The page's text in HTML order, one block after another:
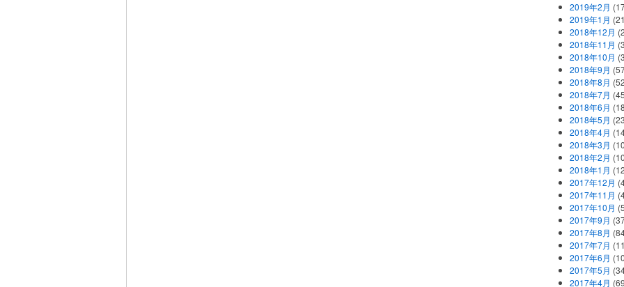
2019年2月
2019年1月
2018年12月
2018年11月
2018年10月
2018年9月
2018年8月
2018年7月
2018年6月
2018年5月
2018年4月
2018年3月
2018年2月
2018年1月
2017年12月
2017年11月
2017年10月
2017年9月
2017年8月
2017年7月
2017年6月
2017年5月
2017年4月